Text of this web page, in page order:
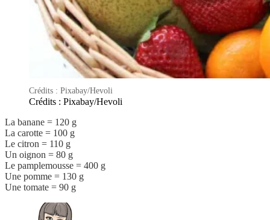
Crédits : Pixabay/Hevoli
Crédits : Pixabay/Hevoli
La banane = 120 g
La carotte = 100 g
Le citron = 110 g
Un oignon = 80 g
Le pamplemousse = 400 g
Une pomme = 130 g
Une tomate = 90 g